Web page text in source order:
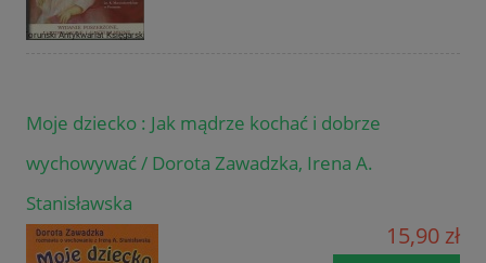
Moje dziecko : Jak mądrze kochać i dobrze
wychowywać / Dorota Zawadzka, Irena A.
Stanisławska
15,90 zł